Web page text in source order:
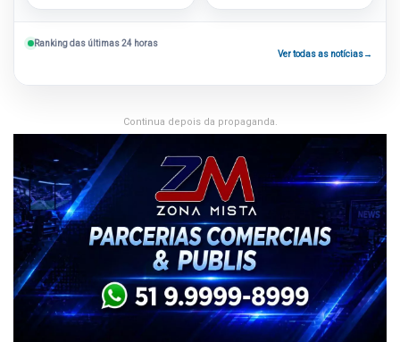
Ranking das últimas 24 horas
Ver todas as notícias→
Continua depois da propaganda.